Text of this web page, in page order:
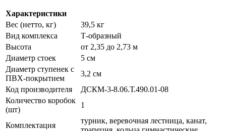
Характеристики
Вес (нетто, кг)
39,5 кг
Вид комплекса
Т-образный
Высота
от 2,35 до 2,73 м
Диаметр стоек
5 см
Диаметр ступенек с
ПВХ-покрытием
3,2 см
Код производителя
ДСКМ-3-8.06.Т.490.01-08
Количество коробок
(шт)
1
Комплектация
турник, веревочная лестница, канат,